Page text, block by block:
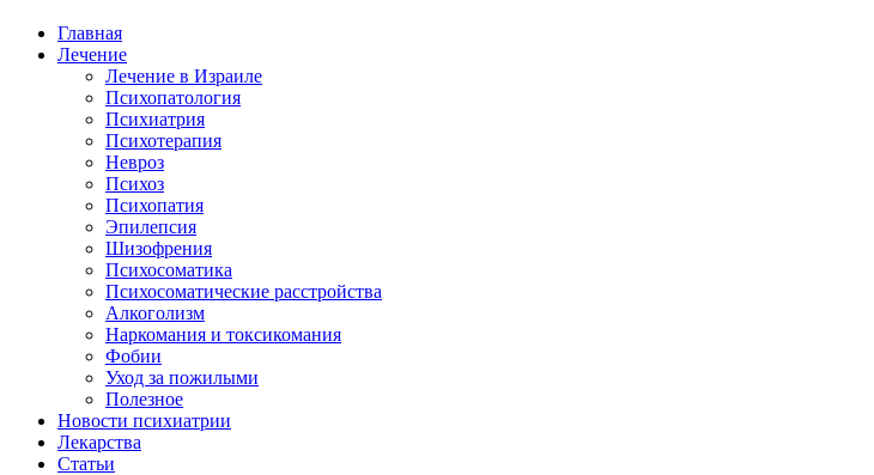
Главная
Лечение
Лечение в Израиле
Психопатология
Психиатрия
Психотерапия
Невроз
Психоз
Психопатия
Эпилепсия
Шизофрения
Психосоматика
Психосоматические расстройства
Алкоголизм
Наркомания и токсикомания
Фобии
Уход за пожилыми
Полезное
Новости психиатрии
Лекарства
Статьи